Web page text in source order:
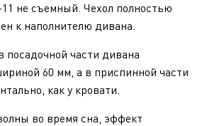
не съемный. Чехол полностью
к наполнителю дивана.
посадочной части дивана
60 мм, а в приспинной части
как у кровати.
во время сна, эффект